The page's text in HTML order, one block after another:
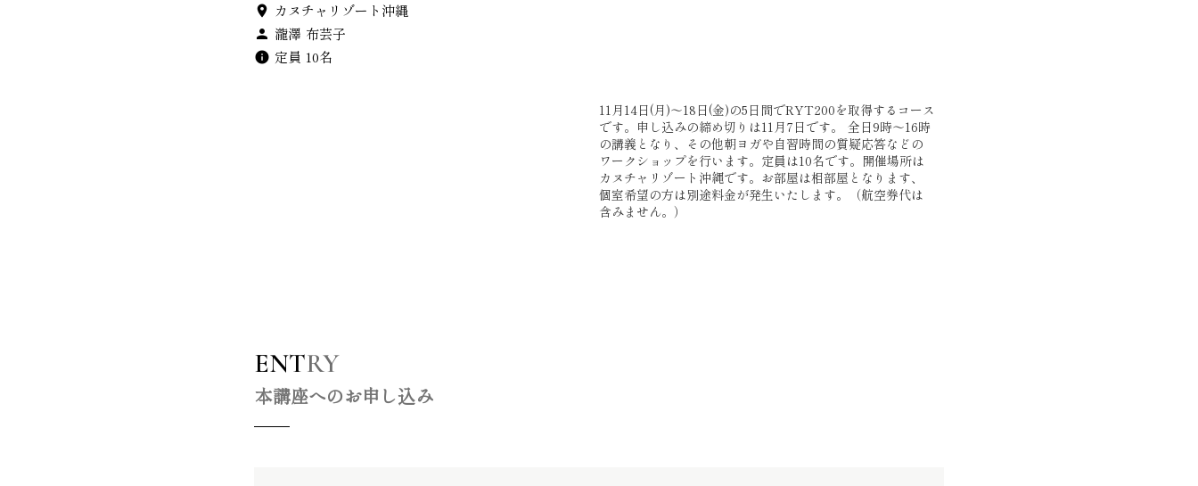
location_on カヌチャリゾート沖縄
person 瀧澤 布芸子
info 定員 10名
11月14日(月)〜18日(金)の5日間でRYT200を取得するコース
です。申し込みの締め切りは11月7日です。 全日9時〜16時
の講義となり、その他朝ヨガや自習時間の質疑応答などの
ワークショップを行います。定員は10名です。開催場所は
カヌチャリゾート沖縄です。お部屋は相部屋となります、
個室希望の方は別途料金が発生いたします。（航空券代は
含みません。）
ENTRY
本講座へのお申し込み